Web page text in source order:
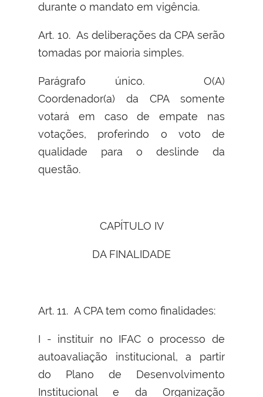
durante o mandato em vigência.
Art. 10. As deliberações da CPA serão
tomadas por maioria simples.
Parágrafo único. O(A)
Coordenador(a) da CPA somente
votará em caso de empate nas
votações, proferindo o voto de
qualidade para o deslinde da
questão.
CAPÍTULO IV
DA FINALIDADE
Art. 11. A CPA tem como finalidades:
I - instituir no IFAC o processo de
autoavaliação institucional, a partir
do Plano de Desenvolvimento
Institucional e da Organização